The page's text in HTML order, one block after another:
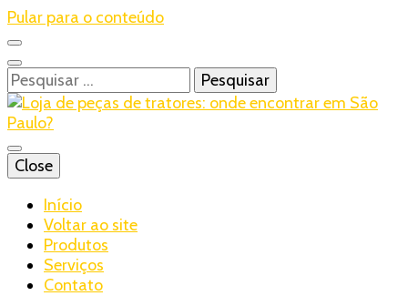
Pular para o conteúdo
Pesquisar
por:
Realtrac
Blog – Realtrac
Close
Início
Voltar ao site
Produtos
Serviços
Contato